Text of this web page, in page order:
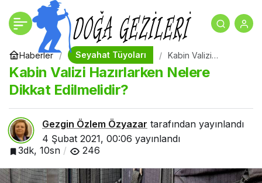
Haberler Seyahat Tüyoları
Kabin Valizi
Hazırlarken Nelere
Dikkat Edilmelidir?
Kabin Valizi Hazırlarken Nelere
Dikkat Edilmelidir?
Gezgin Özlem Özyazar tarafından yayınlandı
4 Şubat 2021, 00:06 yayınlandı
3dk, 10sn
246
Jet Lag Nedir, Nasıl
Engellenir?
+ - Paylaş